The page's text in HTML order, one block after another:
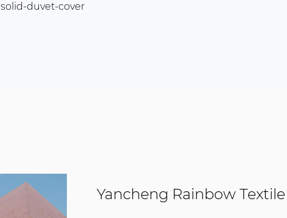
solid-duvet-cover
Yancheng Rainbow Textile